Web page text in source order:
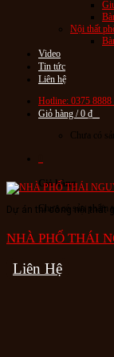
Nội thất
Video
Tin tức
Liên hệ
Hotline: 0375 8888
Giỏ hàng /0 ₫
Chưa có
Giỏ hàng
Chưa có sản phẩm
Dự án thi công nội thất
NHÀ PHỐ THÁI
Liên Hệ